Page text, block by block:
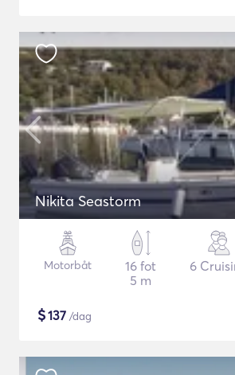
Nikita Seastorm
Motorbåt
16 fot
5 m
6
$137 /dag